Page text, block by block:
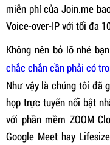
miễn phí của Join.me
Voice-over-IP với tối đa
Không nên bỏ lỡ nhé
chắc chắn cần phải có
Như vậy là chúng tôi đã
họp trực tuyến nổi bật
với phần mềm ZOOM
Google Meet hay